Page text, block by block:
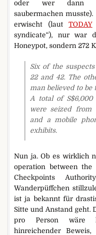
oder wer dann
saubermachen
erwischt (lautTODAY
syndicate“), nur war
Honeypot, sondern 272
Six of the
22 and 42. The
man believed to be
A total of S$6,000
were seized from
and a mobile
exhibits.
Nun ja. Ob es wirklich
operation between
Checkpoints
Wanderpüffchen
ist ja bekannt für
Sitte und Anstand geht.
pro Person wäre
hinreichender